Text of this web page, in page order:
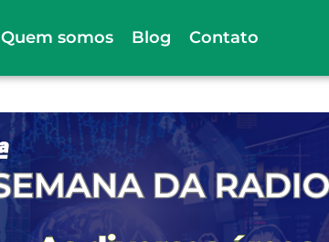
Quem somos Blog Contato